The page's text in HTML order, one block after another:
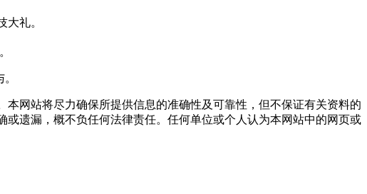
礼。
网站将尽力确保所提供信息的准确性及可靠性，但不保证有关资料的
遗漏，概不负任何法律责任。任何单位或个人认为本网站中的网页或